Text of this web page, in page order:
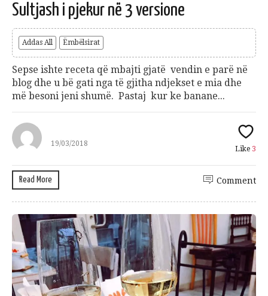
Sultjash i pjekur në 3 versione
Addas All Ëmbëlsirat
Sepse ishte receta që mbajti gjatë vendin e parë në
blog dhe u bë gati nga të gjitha ndjekset e mia dhe
më besoni jeni shumë. Pastaj kur ke banane...
19/03/2018
Like 3
Read More Comment